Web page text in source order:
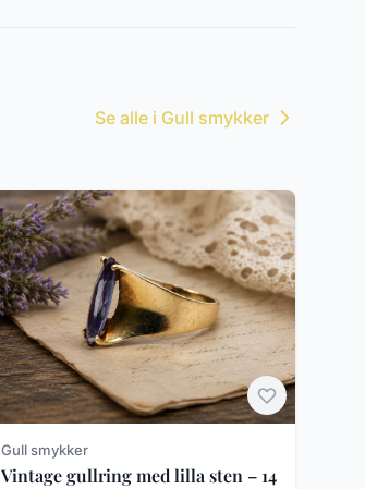
Se alle i Gull smykker
Gull smykker
Vintage gullring med lilla sten – 14